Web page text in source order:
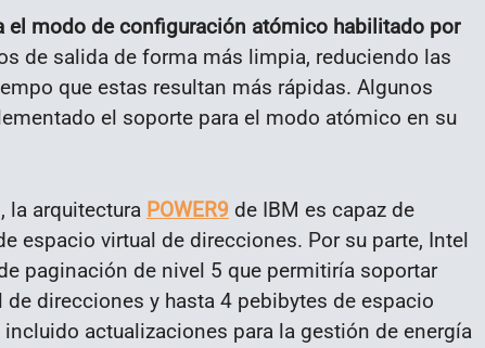
el modo de configuración atómico habilitado por
de salida de forma más limpia, reduciendo las
que estas resultan más rápidas. Algunos
el soporte para el modo atómico en su
la arquitectura POWER9 de IBM es capaz de
espacio virtual de direcciones. Por su parte, Intel
paginación de nivel 5 que permitiría soportar
direcciones y hasta 4 pebibytes de espacio
actualizaciones para la gestión de energía